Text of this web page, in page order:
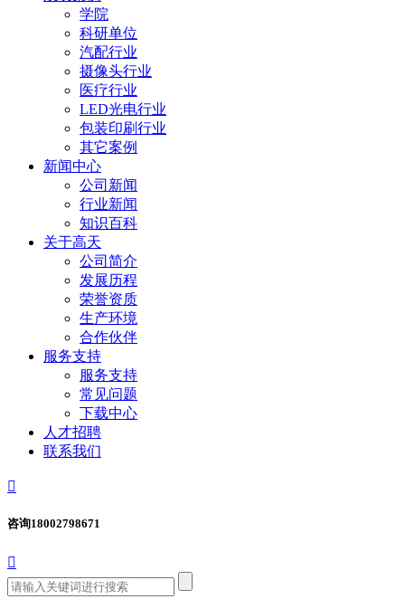
学院
科研单位
汽配行业
摄像头行业
医疗行业
LED光电行业
包装印刷行业
其它案例
新闻中心
公司新闻
行业新闻
知识百科
关于高天
公司简介
发展历程
荣誉资质
生产环境
合作伙伴
服务支持
服务支持
常见问题
下载中心
人才招聘
联系我们

咨询18002798671
